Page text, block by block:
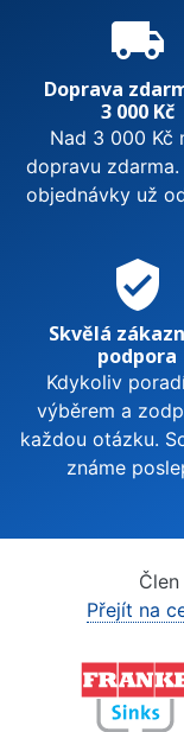
local_shipping
Doprava
3 000 Kč
Nad 3 000 Kč
dopravu zdarma.
objednávky už
verified_user
Skvělá
podpora
Kdykoliv
výběrem a
každou otázku.
známe
Přejít na